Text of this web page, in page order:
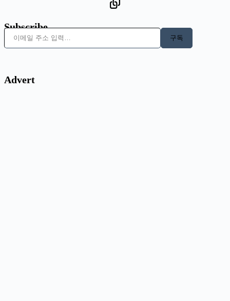
Subscribe
이메일 주소 입력…
구독
Advert